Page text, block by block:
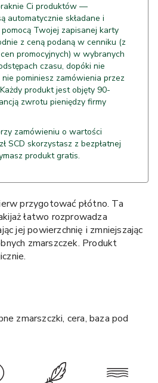
Ci produktów —
automatycznie składane i
Twojej zapisanej karty
z ceną podaną w cenniku (z
promocyjnych) w wybranych
czasu, dopóki nie
pominiesz zamówienia przez
produkt jest objęty 90-
zwrotu pieniędzy firmy
zamówieniu o wartości
SCD skorzystasz z bezpłatnej
produkt gratis.
przygotować płótno. Ta
łatwo rozprowadza
jej powierzchnię i zmniejszając
zmarszczek. Produkt
zmarszczki, cera, baza pod